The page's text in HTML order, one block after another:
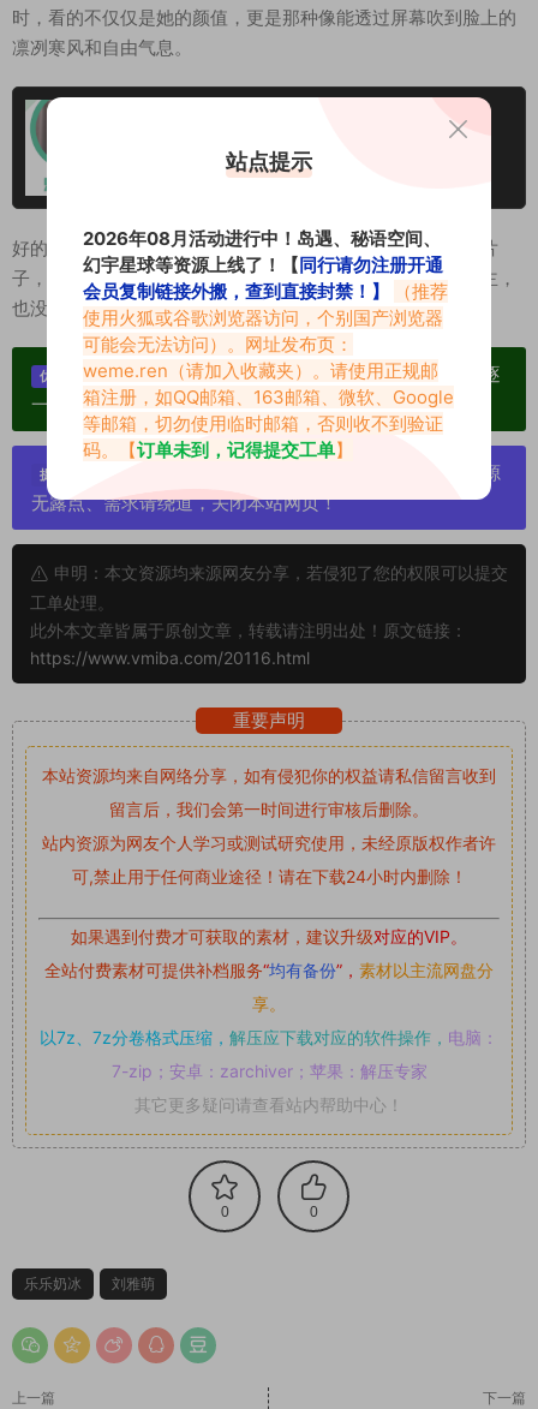
时，看的不仅仅是她的颜值，更是那种像能透过屏幕吹到脸上的
凛冽寒风和自由气息。
2026-06-11
好的照片是有温度的，哪怕拍的是零度的冰岛。乐乐奶这组片
子，把那种清冷孤寂的美感演绎得恰到好处，既没有喧宾夺主，
也没有沦为背景板。这才是这趟“冰岛遇”最值得细看的地方。
优势：
单个博主作品统一整合分享、素材高度去重复、逐
一归档方便收藏！
提示：
严禁搬运资源链接，一经发现封号处理，素材资源
无露点、需求请绕道，关闭本站网页！
申明：本文资源均来源网友分享，若侵犯了您的权限可以提交
工单处理。
此外本文章皆属于原创文章，转载请注明出处！原文链接：
https://www.vmiba.com/20116.html
重要声明
本站资源均来自网络分享，如有侵犯你的权益请私信留言收到
留言后，我们会第一时间进行审核后删除。
站内资源为网友个人学习或测试研究使用，未经原版权作者许
可,禁止用于任何商业途径！请在下载24小时内删除！
如果遇到付费才可获取的素材，建议升级对应的VIP。
全站付费素材可提供补档服务“均有备份”， 素材以主流网盘分
享。
以7z、7z分卷格式压缩， 解压应下载对应的软件操作， 电脑：
7-zip；安卓：zarchiver；苹果：解压专家
其它更多疑问请查看站内帮助中心！
0 0
乐乐奶冰 刘雅萌
上一篇 下一篇
站点提示
2026年08月活动进行中！岛遇、秘语空间、
幻宇星球等资源上线了！【同行请勿注册开通
会员复制链接外搬，查到直接封禁！】
（推荐
使用火狐或谷歌浏览器访问，个别国产浏览器
可能会无法访问）。网址发布页：
weme.ren （请加入收藏夹）。请使用正规邮
箱注册，如QQ邮箱、163邮箱、微软、Google
等邮箱，切勿使用临时邮箱，否则收不到验证
码。【订单未到，记得提交工单】